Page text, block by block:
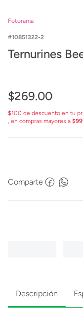
Fotorama
10851322-2
Ternurines
$269.00
$100 de descuento en tu
, en compras mayores a
Comparte
Descripción